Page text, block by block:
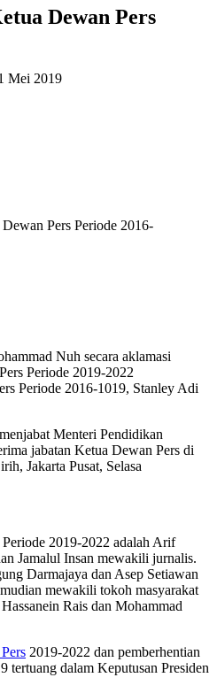
Dewan Pers
Mei 2019
Pers Periode 2016-
Nuh secara aklamasi
Periode 2019-2022
Periode 2016-1019, Stanley Adi
Menteri Pendidikan
jabatan Ketua Dewan Pers di
Jakarta Pusat, Selasa
2019-2022 adalah Arif
Jamalul Insan mewakili jurnalis.
Darmajaya dan Asep Setiawan
mewakili tokoh masyarakat
Rais dan Mohammad
2019-2022 dan pemberhentian
tertuang dalam Keputusan Presiden